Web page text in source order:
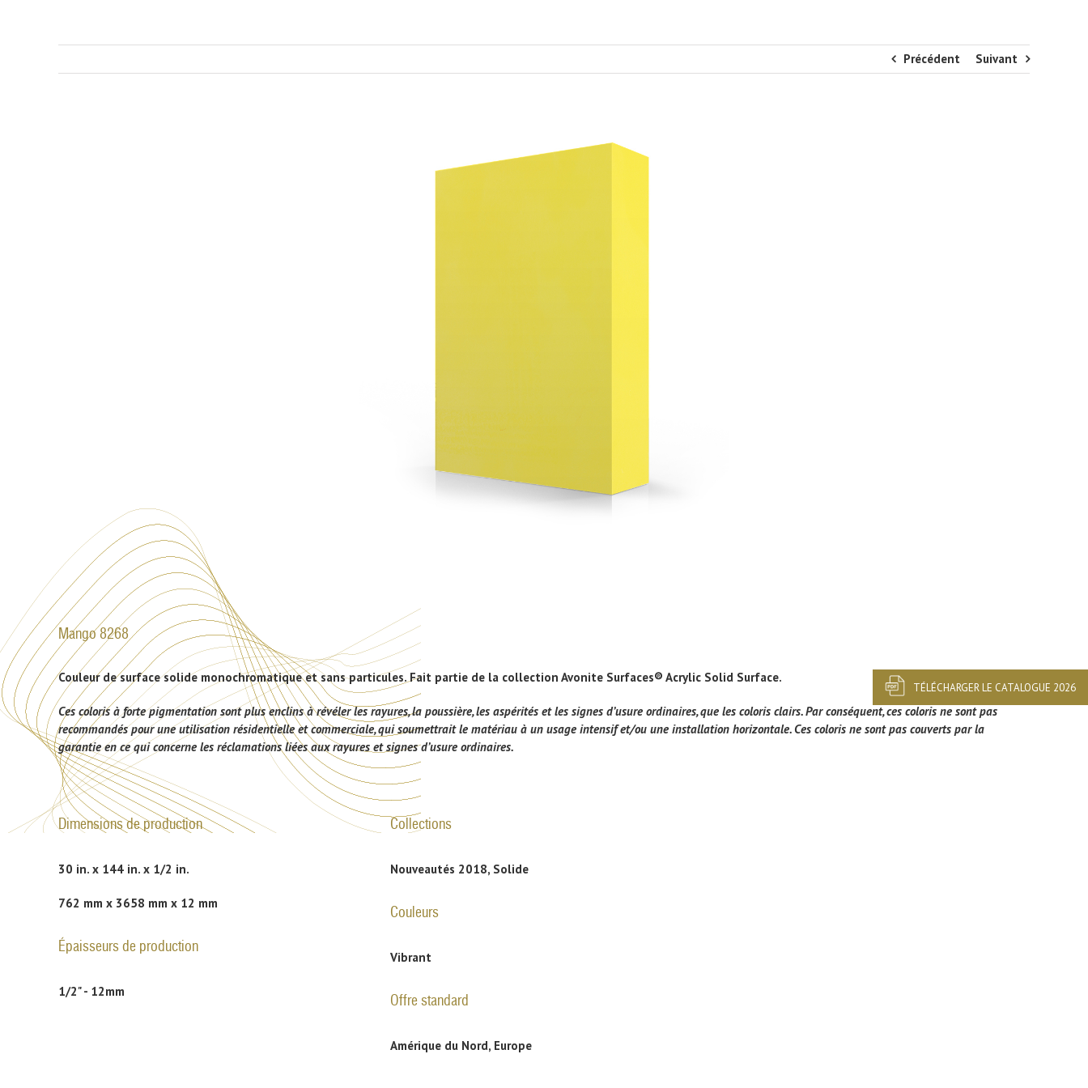
TÉLÉCHARGER LE CATALOGUE 2026
Précédent Suivant
Mango 8268
Couleur de surface solide monochromatique et sans particules. Fait partie de la collection Avonite Surfaces® Acrylic Solid Surface.
Ces coloris à forte pigmentation sont plus enclins à révéler les rayures, la poussière, les aspérités et les signes d’usure ordinaires, que les coloris clairs. Par conséquent, ces coloris ne sont pas
recommandés pour une utilisation résidentielle et commerciale, qui soumettrait le matériau à un usage intensif et/ou une installation horizontale. Ces coloris ne sont pas couverts par la
garantie en ce qui concerne les réclamations liées aux rayures et signes d’usure ordinaires.
Dimensions de production
30 in. x 144 in. x 1/2 in.
762 mm x 3658 mm x 12 mm
Épaisseurs de production
1/2" - 12mm
Collections
Nouveautés 2018, Solide
Couleurs
Vibrant
Offre standard
Amérique du Nord, Europe